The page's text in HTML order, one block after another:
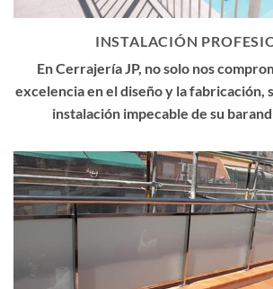
INSTALACIÓN
En Cerrajería JP, no solo nos
excelencia en el diseño y la fabricación,
instalación impecable de su